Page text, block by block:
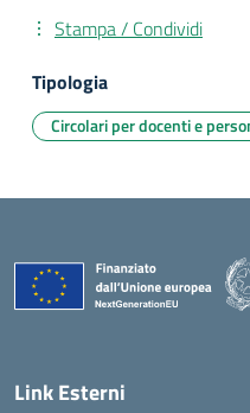
Stampa / Condividi
Tipologia
Circolari per docenti e
Link Esterni